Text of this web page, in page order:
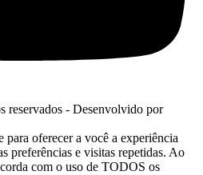
reservados - Desenvolvido por
para oferecer a você a experiência
preferências e visitas repetidas. Ao
com o uso de TODOS os